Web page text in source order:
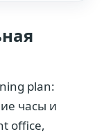
plan:
часы и
office,